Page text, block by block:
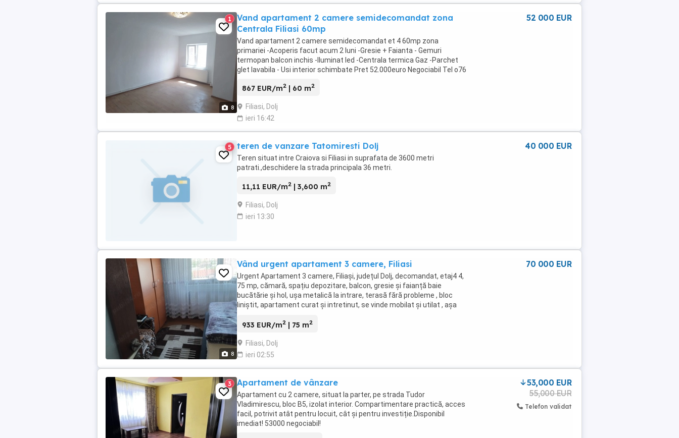
8
1
Vand apartament 2 camere semidecomandat zona
Centrala Filiasi 60mp
Vand apartament 2 camere semidecomandat et 4 60mp zona
primariei -Acoperis facut acum 2 luni -Gresie + Faianta - Gemuri
termopan balcon inchis -Iluminat led -Centrala termica Gaz -Parchet
glet lavabila - Usi interior schimbate Pret 52.000euro Negociabil Tel o76
867 EUR/m2 | 60 m2
Filiasi, Dolj
ieri 16:42
52 000 EUR
5 teren de vanzare Tatomiresti Dolj
Teren situat intre Craiova si Filiasi in suprafata de 3600 metri
patrati.,deschidere la strada principala 36 metri.
11,11 EUR/m2 | 3,600 m2
Filiasi, Dolj
ieri 13:30
40 000 EUR
8
Vând urgent apartament 3 camere, Filiasi
Urgent Apartament 3 camere, Filiași, județul Dolj, decomandat, etaj4 4,
75 mp, cămară, spațiu depozitare, balcon, gresie și faianță baie
bucătărie și hol, ușa metalică la intrare, terasă fără probleme , bloc
liniștit, apartament curat și intretinut, se vinde mobilat și utilat , așa
933 EUR/m2 | 75 m2
Filiasi, Dolj
ieri 02:55
70 000 EUR
3 Apartament de vânzare
Apartament cu 2 camere, situat la parter, pe strada Tudor
Vladimirescu, bloc B5, izolat interior. Compartimentare practică, acces
facil, potrivit atât pentru locuit, cât și pentru investiție.Disponibil
imediat! 53000 negociabil!
53,000 EUR
55,000 EUR
Telefon validat